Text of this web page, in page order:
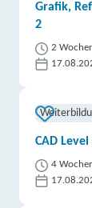
Grafik,
2
2
CAD
4